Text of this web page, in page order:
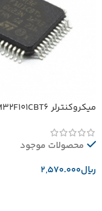
میکروکنترلر STM32F101CBT6
محصولات موجود
﷼